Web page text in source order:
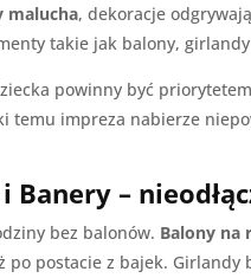
malucha, dekoracje
takie jak balony,
powinny być
temu impreza nabierze
Banery –
bez balonów. Balony na
po postacie z bajek.